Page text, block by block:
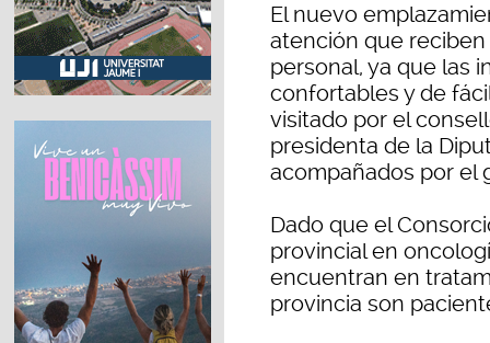
El nuevo
atención que
personal, ya que las
confortables y de
visitado por el
presidenta de la
acompañados por el
Dado que el
provincial en
encuentran en
provincia son